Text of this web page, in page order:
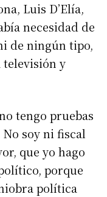
Luis D’Elía,
necesidad de
de ningún tipo,
y
tengo pruebas
No soy ni fiscal
que yo hago
porque
política